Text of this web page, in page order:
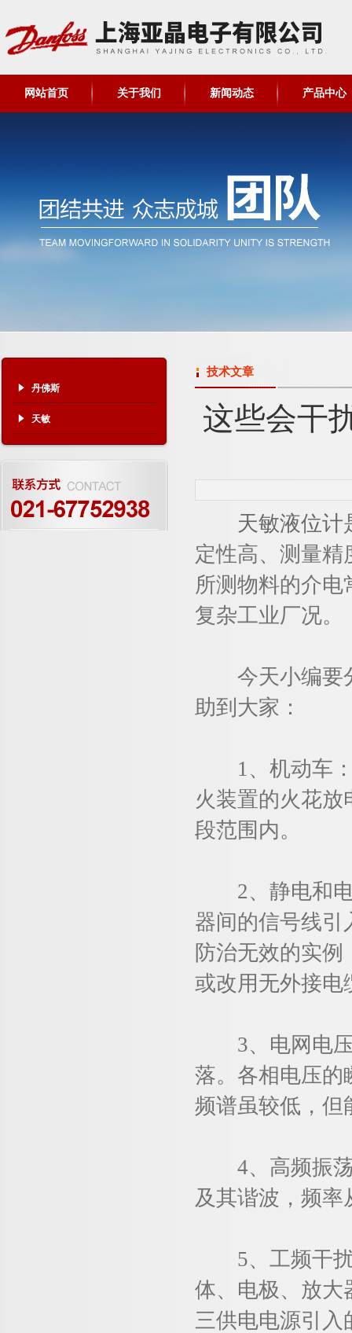
网站首页 关于我们 新闻动态 产品中心
丹佛斯
天敏
技术文章
这些会干
天敏液位计
定性高、测量
所测物料的介
复杂工业厂况。
今天小编要分
助到大家：
1、机动车：
火装置的火花
段范围内。
2、静电和电
器间的信号线引
防治无效的实
或改用无外接电
3、电网电压
落。各相电压的
频谱虽较低，但
4、高频振荡
及其谐波，频率
5、工频干扰
体、电极、放大
三供电电源引入